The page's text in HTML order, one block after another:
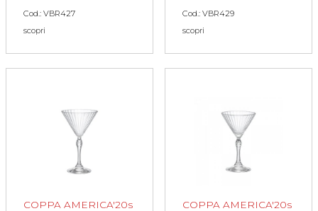
Cod.: VBR427
scopri
Cod.: VBR429
scopri
COPPA AMERICA'20s
COPPA AMERICA'20s